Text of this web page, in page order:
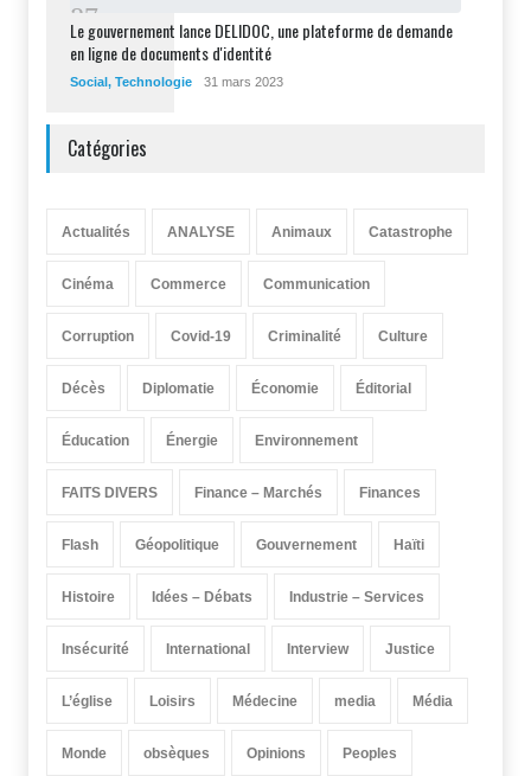
87
Le gouvernement lance DELIDOC, une plateforme de demande
en ligne de documents d'identité
Social , Technologie 31 mars 2023
Catégories
Actualités ANALYSE Animaux Catastrophe
Cinéma Commerce Communication
Corruption Covid-19 Criminalité Culture
Décès Diplomatie Économie Éditorial
Éducation Énergie Environnement
FAITS DIVERS Finance – Marchés Finances
Flash Géopolitique Gouvernement Haïti
Histoire Idées – Débats Industrie – Services
Insécurité International Interview Justice
L’église Loisirs Médecine media Média
Monde obsèques Opinions Peoples